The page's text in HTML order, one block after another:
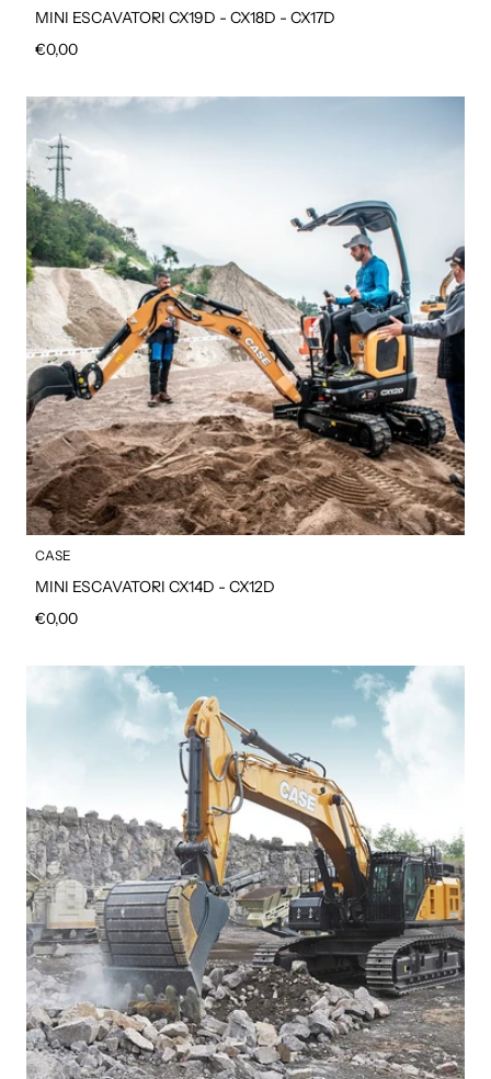
MINI ESCAVATORI CX19D - CX18D - CX17D
Prezzo regolare
€0,00
CASE
MINI ESCAVATORI CX14D - CX12D
Prezzo regolare
€0,00